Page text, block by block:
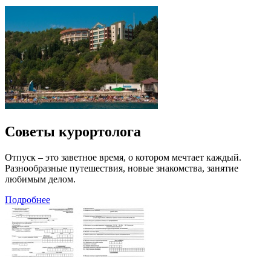
Советы курортолога
Отпуск – это заветное время, о котором мечтает каждый.
Разнообразные путешествия, новые знакомства, занятие
любимым делом.
Подробнее